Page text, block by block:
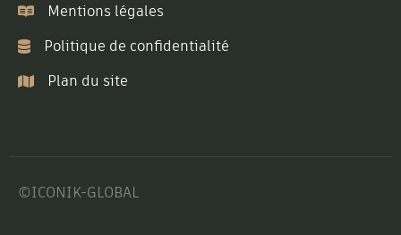
Mentions légales
Politique de confidentialité
Plan du site
©ICONIK-GLOBAL